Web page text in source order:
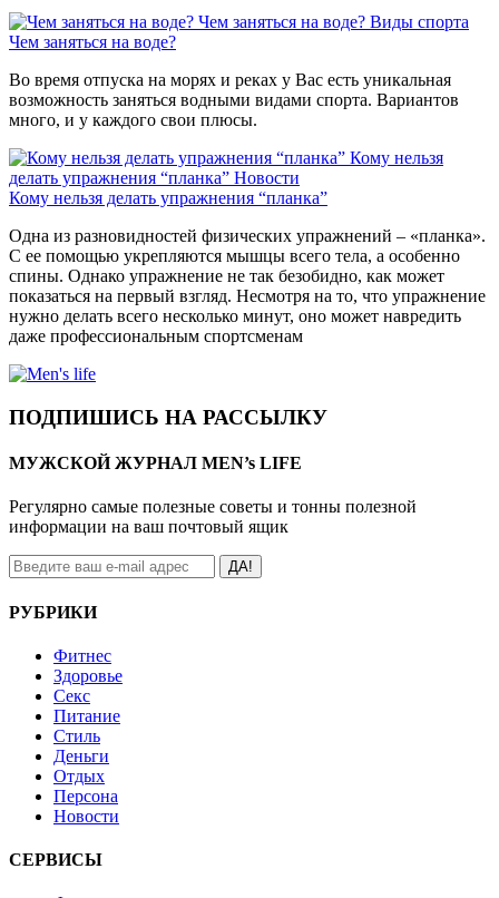
Чем заняться на воде? Виды спорта
Чем заняться на воде?
Во время отпуска на морях и реках у Вас есть уникальная
возможность заняться водными видами спорта. Вариантов
много, и у каждого свои плюсы.
Кому нельзя
делать упражнения “планка” Новости
Кому нельзя делать упражнения “планка”
Одна из разновидностей физических упражнений – «планка».
С ее помощью укрепляются мышцы всего тела, а особенно
спины. Однако упражнение не так безобидно, как может
показаться на первый взгляд. Несмотря на то, что упражнение
нужно делать всего несколько минут, оно может навредить
даже профессиональным спортсменам
ПОДПИШИСЬ НА РАССЫЛКУ
МУЖСКОЙ ЖУРНАЛ MEN’s LIFE
Регулярно самые полезные советы и тонны полезной
информации на ваш почтовый ящик
ДА!
РУБРИКИ
Фитнес
Здоровье
Секс
Питание
Стиль
Деньги
Отдых
Персона
Новости
СЕРВИСЫ